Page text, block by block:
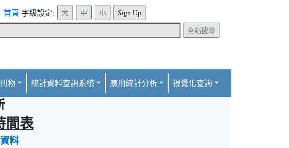
首頁 字級設定:
Sign Up
全站搜尋
物 統計資料查詢系統 應用統計分析 視覺化查詢
間表
料